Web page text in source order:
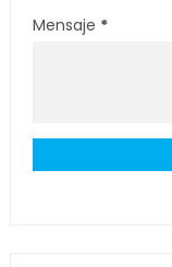
Mensaje *